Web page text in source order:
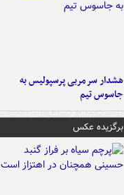
هشدار سرمربی پرسپولیس به
جاسوس تیم
برگزیده عکس